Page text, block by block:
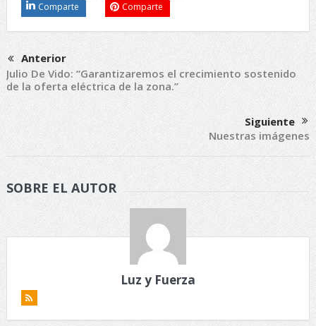
Comparte Comparte
Anterior
Julio De Vido: “Garantizaremos el crecimiento sostenido
de la oferta eléctrica de la zona.”
Siguiente
Nuestras imágenes
SOBRE EL AUTOR
Luz y Fuerza